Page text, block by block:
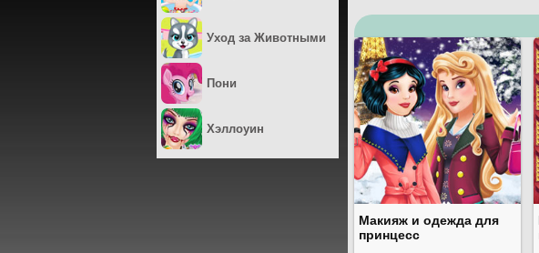
Макияж и одежда для
принцесс
Уход за Животными
Пони
Хэллоуин